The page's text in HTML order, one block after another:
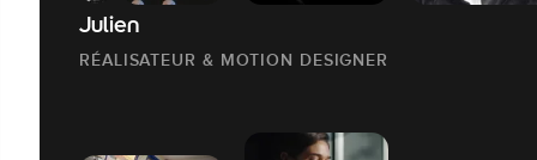
Julien
RÉALISATEUR & MOTION DESIGNER